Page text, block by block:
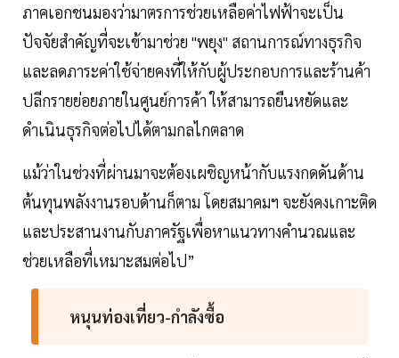
ภาคเอกชนมองว่ามาตรการช่วยเหลือค่าไฟฟ้าจะเป็น
ปัจจัยสำคัญที่จะเข้ามาช่วย "พยุง" สถานการณ์ทางธุรกิจ
และลดภาระค่าใช้จ่ายคงที่ให้กับผู้ประกอบการและร้านค้า
ปลีกรายย่อยภายในศูนย์การค้า ให้สามารถยืนหยัดและ
ดำเนินธุรกิจต่อไปได้ตามกลไกตลาด
แม้ว่าในช่วงที่ผ่านมาจะต้องเผชิญหน้ากับแรงกดดันด้าน
ต้นทุนพลังงานรอบด้านก็ตาม โดยสมาคมฯ จะยังคงเกาะติด
และประสานงานกับภาครัฐเพื่อหาแนวทางคำนวณและ
ช่วยเหลือที่เหมาะสมต่อไป”
หนุนท่องเที่ยว-กำลังซื้อ